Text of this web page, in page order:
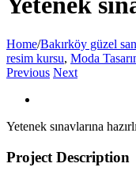
Home/Bakırköy güzel
resim kursu, Moda
Previous Next
Yetenek sınavlarına
Project Description